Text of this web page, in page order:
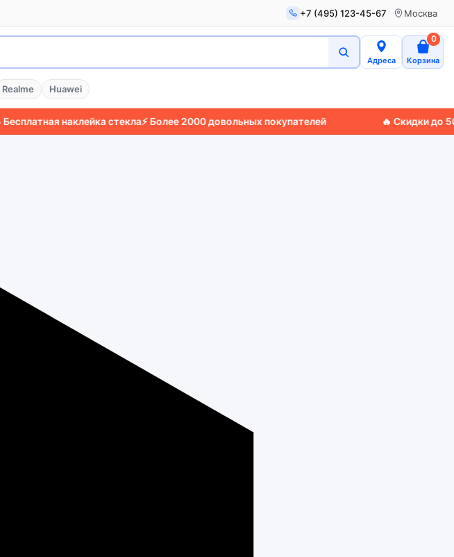
+7 (495) 123-45-67 Москва
Адреса Корзина
0
Realme Huawei
наклейка стекла⚡ Более 2000 довольных покупателей 🔥 Скидки до 50%🚚